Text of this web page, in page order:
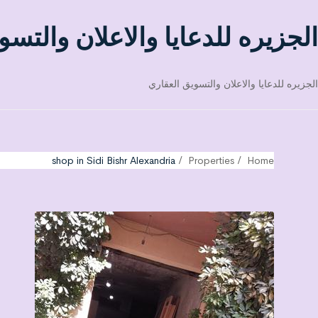
الجزيره للدعايا والاعلان
الجزيره للدعايا والاعلان والتسويق العقاري
Home
Properties
shop in Sidi Bishr Alexandria